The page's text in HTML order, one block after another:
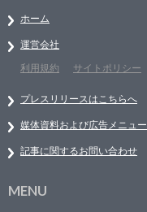
ホーム
運営会社
利用規約
サイトポリシー
プレスリリースはこちらへ
媒体資料および広告メニュー
記事に関するお問い合わせ
MENU